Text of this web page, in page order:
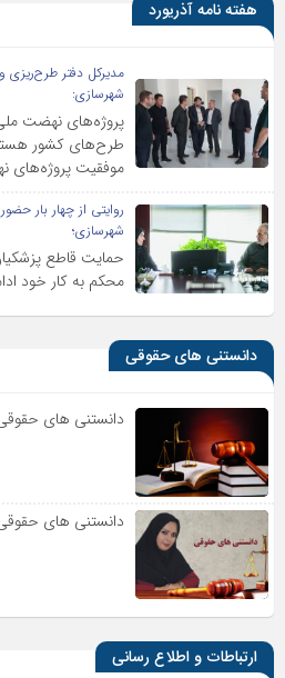
هفته نامه آذریورد
مدیرکل دفتر
شهرسازی:
پروژه‌های نهضت
طرح‌های کشور
موفقیت پروژه‌های
روایتی از چهار بار
شهرسازی؛
حمایت قاطع
محکم به کار خود
دانستنی های حقوقی
دانستنی های
دانستنی های
ارتباطات و اطلاع رسانی